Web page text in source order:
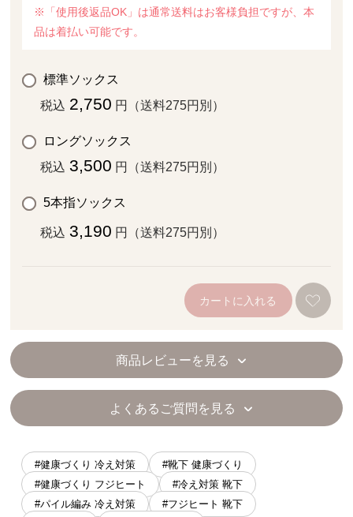
※「使用後返品OK」は通常送料はお客様負担ですが、本
品は着払い可能です。
標準ソックス
税込 2,750 円（送料275円別）
ロングソックス
税込 3,500 円（送料275円別）
5本指ソックス
税込 3,190 円（送料275円別）
カートに入れる
商品レビューを見る
よくあるご質問を見る
#健康づくり 冷え対策
#靴下 健康づくり
#健康づくり フジヒート
#冷え対策 靴下
#パイル編み 冷え対策
#フジヒート 靴下